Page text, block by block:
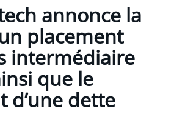
annonce la
placement
intermédiaire
que le
d’une dette